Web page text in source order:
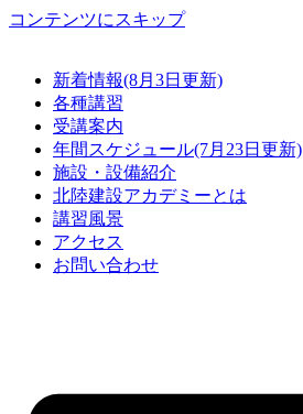
コンテンツにスキップ
新着情報(8月3日更新)
各種講習
受講案内
年間スケジュール(7月23日更新)
施設・設備紹介
北陸建設アカデミーとは
講習風景
アクセス
お問い合わせ